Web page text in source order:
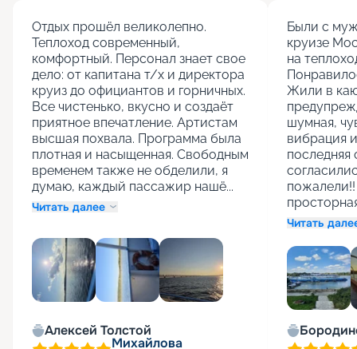
Отдых прошёл великолепно.
Теплоход современный,
комфортный. Персонал знает свое
дело: от капитана т/х и директора
круиз до официантов и горничных.
Все чистенько, вкусно и создаёт
приятное впечатление. Артистам
высшая похвала. Программа была
плотная и насыщенная. Свободным
временем также не обделили, я
думаю, каждый пассажир нашё...
Читать далее
Алексей Толстой
Михайлова
Были с
круизе
на
Жили в
шумная,
вибрация
Читать